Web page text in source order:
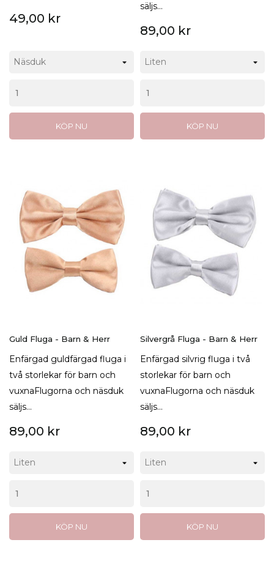
49,00 kr
KÖP NU
säljs...
89,00 kr
KÖP NU
Guld Fluga - Barn & Herr
Enfärgad guldfärgad fluga i
två storlekar för barn och
vuxnaFlugorna och näsduk
säljs...
89,00 kr
KÖP NU
Silvergrå Fluga - Barn & Herr
Enfärgad silvrig fluga i två
storlekar för barn och
vuxnaFlugorna och näsduk
säljs...
89,00 kr
KÖP NU